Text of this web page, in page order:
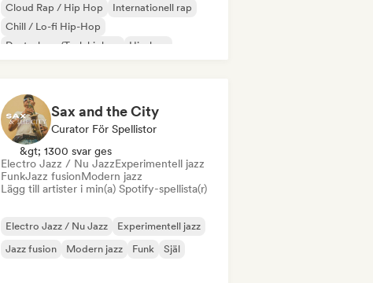
Cloud Rap / Hip Hop
Internationell rap
Chill / Lo-fi Hip-Hop
Deutschrap/Tysk hiphop
Hip-hop
Sax and the City
Curator För Spellistor
&gt; 1300 svar ges
Electro Jazz / Nu JazzExperimentell jazz
FunkJazz fusionModern jazz
Lägg till artister i min(a) Spotify-spellista(r)
Electro Jazz / Nu Jazz
Experimentell jazz
Jazz fusion
Modern jazz Funk Själ